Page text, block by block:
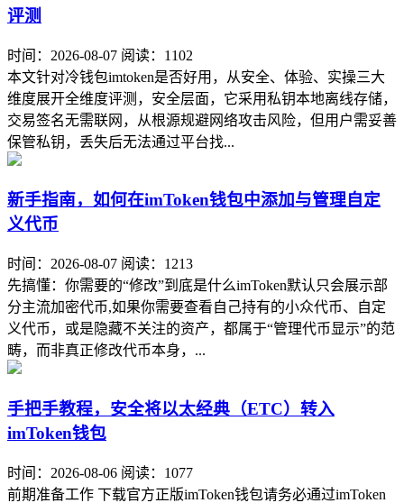
评测
时间：2026-08-07 阅读：1102
本文针对冷钱包imtoken是否好用，从安全、体验、实操三大
维度展开全维度评测，安全层面，它采用私钥本地离线存储，
交易签名无需联网，从根源规避网络攻击风险，但用户需妥善
保管私钥，丢失后无法通过平台找...
新手指南，如何在imToken钱包中添加与管理自定
义代币
时间：2026-08-07 阅读：1213
先搞懂：你需要的“修改”到底是什么imToken默认只会展示部
分主流加密代币,如果你需要查看自己持有的小众代币、自定
义代币，或是隐藏不关注的资产，都属于“管理代币显示”的范
畴，而非真正修改代币本身，...
手把手教程，安全将以太经典（ETC）转入
imToken钱包
时间：2026-08-06 阅读：1077
前期准备工作 下载官方正版imToken钱包请务必通过imToken